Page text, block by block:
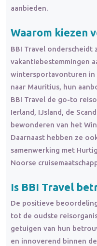
aanbieden.
Waarom kiezen
BBI Travel onderscheidt
vakantiebestemmingen
wintersportavonturen in
naar Mauritius, hun
BBI Travel de go-to
Ierland, IJsland, de
bewonderen van het
Daarnaast hebben ze
samenwerking met
Noorse
Is BBI Travel
De positieve
tot de oudste
getuigen van hun
en innoverend binnen